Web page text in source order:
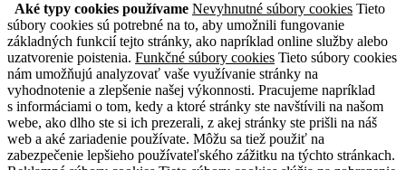
Aké typy cookies používame Nevyhnutné súbory cookies Tieto
súbory cookies sú potrebné na to, aby umožnili fungovanie
základných funkcií tejto stránky, ako napríklad online služby alebo
uzatvorenie poistenia. Funkčné súbory cookies Tieto súbory cookies
nám umožňujú analyzovať vaše využívanie stránky na
vyhodnotenie a zlepšenie našej výkonnosti. Pracujeme napríklad
s informáciami o tom, kedy a ktoré stránky ste navštívili na našom
webe, ako dlho ste si ich prezerali, z akej stránky ste prišli na náš
web a aké zariadenie používate. Môžu sa tiež použiť na
zabezpečenie lepšieho používateľského zážitku na týchto stránkach.